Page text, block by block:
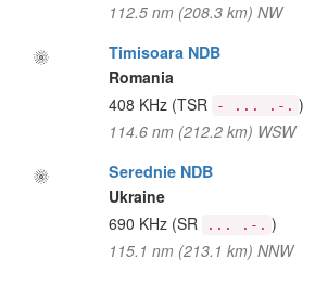
112.5 nm (208.3 km) NW
Timisoara NDB
Romania
408 KHz (TSR - ... .-. )
114.6 nm (212.2 km) WSW
Serednie NDB
Ukraine
690 KHz (SR ... .-. )
115.1 nm (213.1 km) NNW